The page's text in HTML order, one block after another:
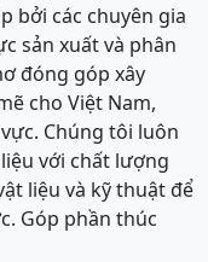
bởi các chuyên gia
sản xuất và phân
đóng góp xây
cho Việt Nam,
Chúng tôi luôn
với chất lượng
liệu và kỹ thuật để
Góp phần thúc